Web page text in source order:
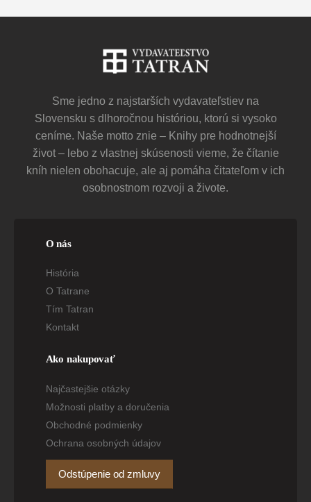
Sme jedno z najstarších vydavateľstiev na
Slovensku s dlhoročnou históriou, ktorú si vysoko
ceníme. Naše motto znie – Knihy pre hodnotnejší
život – lebo z vlastnej skúsenosti vieme, že čítanie
kníh nielen obohacuje, ale aj pomáha čitateľom v ich
osobnostnom rozvoji a živote.
O nás
História
O Tatrane
Tím Tatran
Kontakt
Ako nakupovať
Najčastejšie otázky
Možnosti platby a doručenia
Obchodné podmienky
Ochrana osobných údajov
Odstúpenie od zmluvy